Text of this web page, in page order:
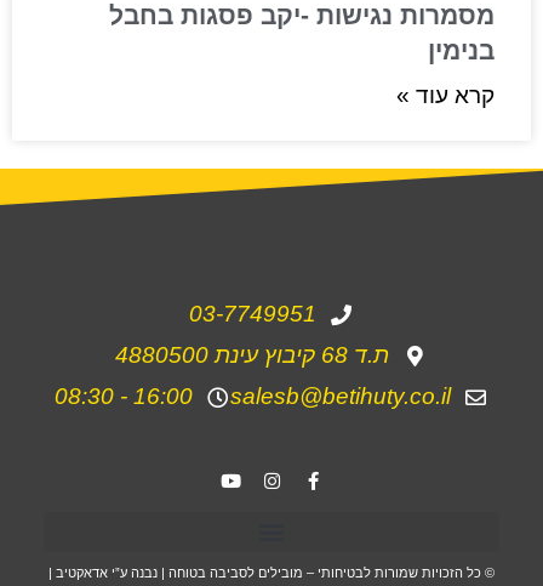
מסמרות נגישות -יקב פסגות בחבל
בנימין
קרא עוד »
03-7749951
ת.ד 68 קיבוץ עינת 4880500
salesb@betihuty.co.il
16:00 - 08:30
© כל הזכויות שמורות לבטיחותי – מובילים לסביבה בטוחה | נבנה ע”י אדאקטיב |